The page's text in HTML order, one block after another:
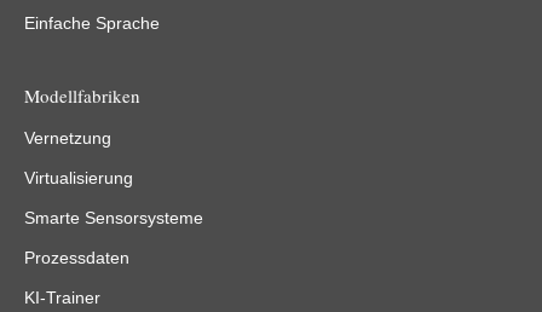
Einfache Sprache
Modellfabriken
Vernetzung
Virtualisierung
Smarte Sensorsysteme
Prozessdaten
KI-Trainer